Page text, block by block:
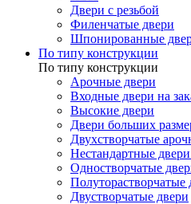
Двери с резьбой
Филенчатые двери
Шпонированные
По типу конструкции
По типу конструкции
Арочные двери
Входные двери на
Высокие двери
Двери больших
Двухстворчатые
Нестандартные двери
Одностворчатые
Полуторастворчатые
Двустворчатые двери